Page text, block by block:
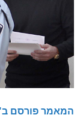
המאמר פורסם